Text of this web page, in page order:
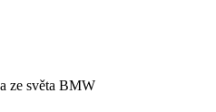
ze světa BMW